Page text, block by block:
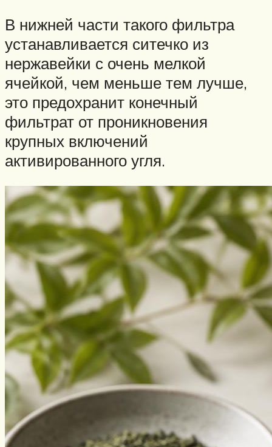
В нижней части такого фильтра
устанавливается ситечко из
нержавейки с очень мелкой
ячейкой, чем меньше тем лучше,
это предохранит конечный
фильтрат от проникновения
крупных включений
активированного угля.